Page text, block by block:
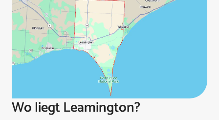
Wo liegt Leamington?